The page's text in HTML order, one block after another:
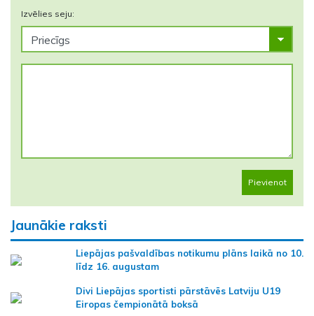
Izvēlies seju:
Pievienot
Jaunākie raksti
Liepājas pašvaldības notikumu plāns laikā no 10.
līdz 16. augustam
Divi Liepājas sportisti pārstāvēs Latviju U19
Eiropas čempionātā boksā